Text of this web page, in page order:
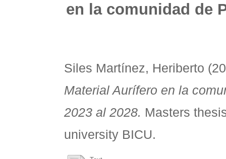
en la comunidad de
Siles Martínez, Heriberto
Material Aurífero en la
2023 al 2028. Masters
university BICU.